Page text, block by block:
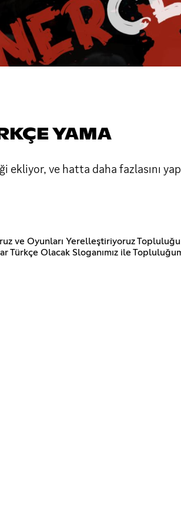
YAMA
ve hatta daha fazlasını
ve Oyunları Yerelleştiriyoruz
Türkçe Olacak Sloganımız ile